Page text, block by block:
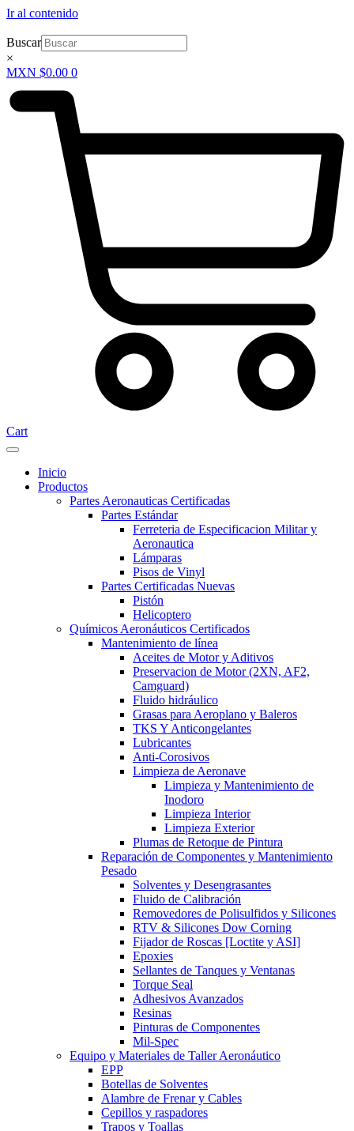
Ir al contenido
Buscar
×
MXN $0.00 0
Cart
Inicio
Productos
Partes Aeronauticas Certificadas
Partes Estándar
Ferreteria de Especificacion Militar y
Aeronautica
Lámparas
Pisos de Vinyl
Partes Certificadas Nuevas
Pistón
Helicoptero
Químicos Aeronáuticos Certificados
Mantenimiento de línea
Aceites de Motor y Aditivos
Preservacion de Motor (2XN, AF2,
Camguard)
Fluido hidráulico
Grasas para Aeroplano y Baleros
TKS Y Anticongelantes
Lubricantes
Anti-Corosivos
Limpieza de Aeronave
Limpieza y Mantenimiento de
Inodoro
Limpieza Interior
Limpieza Exterior
Plumas de Retoque de Pintura
Reparación de Componentes y Mantenimiento
Pesado
Solventes y Desengrasantes
Fluido de Calibración
Removedores de Polisulfidos y Silicones
RTV & Silicones Dow Corning
Fijador de Roscas [Loctite y ASI]
Epoxies
Sellantes de Tanques y Ventanas
Torque Seal
Adhesivos Avanzados
Resinas
Pinturas de Componentes
Mil-Spec
Equipo y Materiales de Taller Aeronáutico
EPP
Botellas de Solventes
Alambre de Frenar y Cables
Cepillos y raspadores
Trapos y Toallas